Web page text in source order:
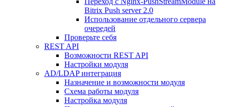
Bitrix Push server 2.0
Использование отдельного сервера
очередей
Проверьте себя
REST API
Возможности REST API
Настройки модуля
AD/LDAP интеграция
Назначение и возможности модуля
Схема работы модуля
Настройка модуля